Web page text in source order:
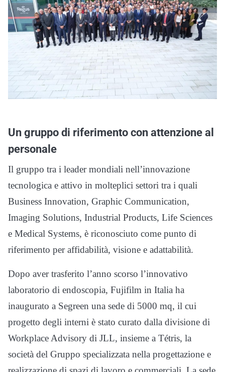
Un gruppo di riferimento con attenzione al
personale
Il gruppo tra i leader mondiali nell’innovazione
tecnologica e attivo in molteplici settori tra i quali
Business Innovation, Graphic Communication,
Imaging Solutions, Industrial Products, Life Sciences
e Medical Systems, è riconosciuto come punto di
riferimento per affidabilità, visione e adattabilità.
Dopo aver trasferito l’anno scorso l’innovativo
laboratorio di endoscopia, Fujifilm in Italia ha
inaugurato a Segreen una sede di 5000 mq, il cui
progetto degli interni è stato curato dalla divisione di
Workplace Advisory di JLL, insieme a Tétris, la
società del Gruppo specializzata nella progettazione e